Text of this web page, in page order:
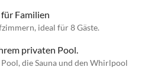
Familien
ideal für 8 Gäste.
privaten Pool.
die Sauna und den Whirlpool